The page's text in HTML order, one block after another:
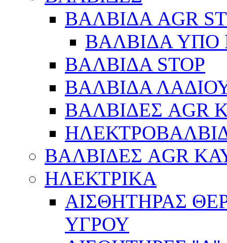
ΒΑΛΒΙΔΑ AGR
ΒΑΛΒΙΔΑ ΥΠΟ
ΒΑΛΒΙΔΑ STOP
ΒΑΛΒΙΔΑ
ΒΑΛΒΙΔΕΣ AGR
ΒΑΛΒΙΔΕΣ AGR
ΗΛΕΚΤΡΙΚΑ
ΑΙΣΘΗΤΗΡΑΣ
ΥΓΡΟΥ